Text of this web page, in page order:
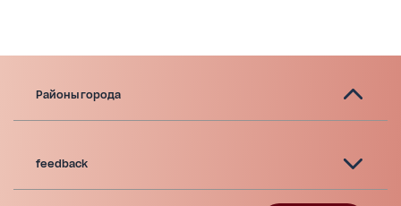
Районы города
feedback